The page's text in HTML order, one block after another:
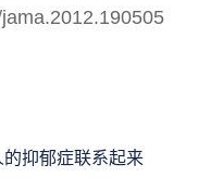
抑郁症联系起来